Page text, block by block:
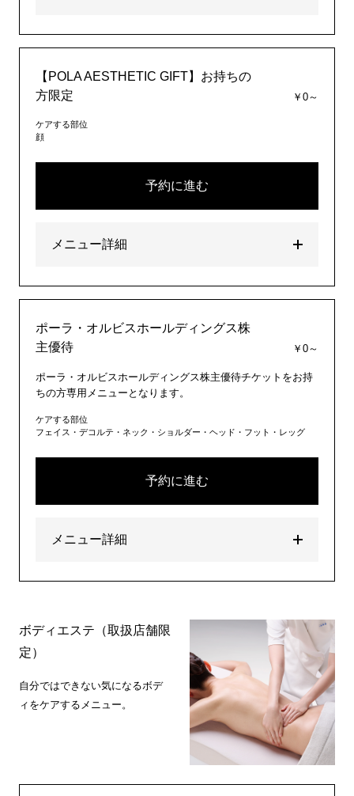
【POLA AESTHETIC GIFT】お持ちの
方限定
￥0～
ケアする部位
顔
予約に進む
メニュー詳細
ポーラ・オルビスホールディングス株
主優待
￥0～
ポーラ・オルビスホールディングス株主優待チケットをお持
ちの方専用メニューとなります。
ケアする部位
フェイス・デコルテ・ネック・ショルダー・ヘッド・フット・レッグ
予約に進む
メニュー詳細
ボディエステ（取扱店舗限
定）
自分ではできない気になるボデ
ィをケアするメニュー。